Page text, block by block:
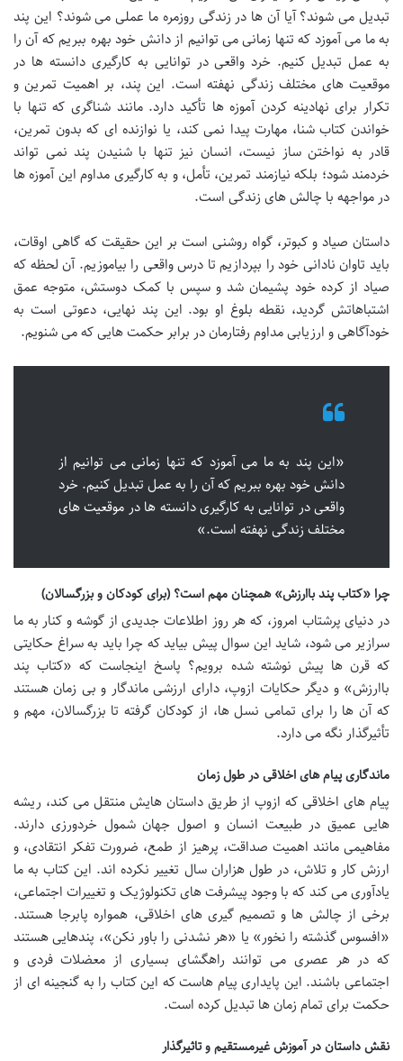
تبدیل می شوند؟ آیا آن ها در زندگی روزمره ما عملی می شوند؟ این پند
به ما می آموزد که تنها زمانی می توانیم از دانش خود بهره ببریم که آن را
به عمل تبدیل کنیم. خرد واقعی در توانایی به کارگیری دانسته ها در
موقعیت های مختلف زندگی نهفته است. این پند، بر اهمیت تمرین و
تکرار برای نهادینه کردن آموزه ها تأکید دارد. مانند شناگری که تنها با
خواندن کتاب شنا، مهارت پیدا نمی کند، یا نوازنده ای که بدون تمرین،
قادر به نواختن ساز نیست، انسان نیز تنها با شنیدن پند نمی تواند
خردمند شود؛ بلکه نیازمند تمرین، تأمل، و به کارگیری مداوم این آموزه ها
در مواجهه با چالش های زندگی است.
داستان صیاد و کبوتر، گواه روشنی است بر این حقیقت که گاهی اوقات،
باید تاوان نادانی خود را بپردازیم تا درس واقعی را بیاموزیم. آن لحظه که
صیاد از کرده خود پشیمان شد و سپس با کمک دوستش، متوجه عمق
اشتباهاتش گردید، نقطه بلوغ او بود. این پند نهایی، دعوتی است به
خودآگاهی و ارزیابی مداوم رفتارمان در برابر حکمت هایی که می شنویم.
«این پند به ما می آموزد که تنها زمانی می توانیم از
دانش خود بهره ببریم که آن را به عمل تبدیل کنیم. خرد
واقعی در توانایی به کارگیری دانسته ها در موقعیت های
مختلف زندگی نهفته است.»
چرا «کتاب پند باارزش» همچنان مهم است؟ (برای کودکان و بزرگسالان)
در دنیای پرشتاب امروز، که هر روز اطلاعات جدیدی از گوشه و کنار به ما
سرازیر می شود، شاید این سوال پیش بیاید که چرا باید به سراغ حکایتی
که قرن ها پیش نوشته شده برویم؟ پاسخ اینجاست که «کتاب پند
باارزش» و دیگر حکایات ازوپ، دارای ارزشی ماندگار و بی زمان هستند
که آن ها را برای تمامی نسل ها، از کودکان گرفته تا بزرگسالان، مهم و
تأثیرگذار نگه می دارد.
ماندگاری پیام های اخلاقی در طول زمان
پیام های اخلاقی که ازوپ از طریق داستان هایش منتقل می کند، ریشه
هایی عمیق در طبیعت انسان و اصول جهان شمول خردورزی دارند.
مفاهیمی مانند اهمیت صداقت، پرهیز از طمع، ضرورت تفکر انتقادی، و
ارزش کار و تلاش، در طول هزاران سال تغییر نکرده اند. این کتاب به ما
یادآوری می کند که با وجود پیشرفت های تکنولوژیک و تغییرات اجتماعی،
برخی از چالش ها و تصمیم گیری های اخلاقی، همواره پابرجا هستند.
«افسوس گذشته را نخور» یا «هر نشدنی را باور نکن»، پندهایی هستند
که در هر عصری می توانند راهگشای بسیاری از معضلات فردی و
اجتماعی باشند. این پایداری پیام هاست که این کتاب را به گنجینه ای از
حکمت برای تمام زمان ها تبدیل کرده است.
نقش داستان در آموزش غیرمستقیم و تاثیرگذار